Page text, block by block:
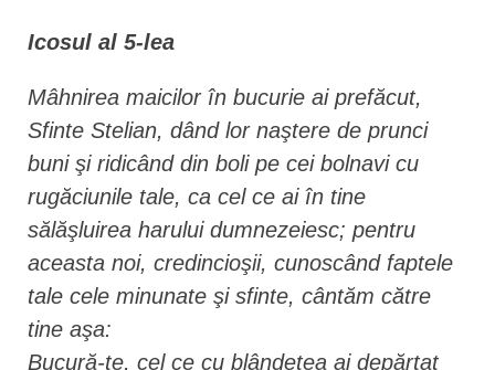
Icosul al 5-lea
Mâhnirea maicilor în bucurie ai prefăcut,
Sfinte Stelian, dând lor naştere de prunci
buni şi ridicând din boli pe cei bolnavi cu
rugăciunile tale, ca cel ce ai în tine
sălăşluirea harului dumnezeiesc; pentru
aceasta noi, credincioşii, cunoscând faptele
tale cele minunate şi sfinte, cântăm către
tine aşa:
Bucură-te, cel ce cu blândeţea ai depărtat